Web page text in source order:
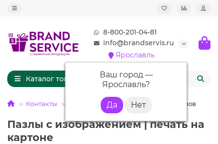
8-800-201-04-81
info@brandservis.ru
Ярославль
Ваш город —
Ярославль?
Каталог товаров
Контакты Наши работы Изготовление пазлов
Пазлы с изображением | печать на
картоне